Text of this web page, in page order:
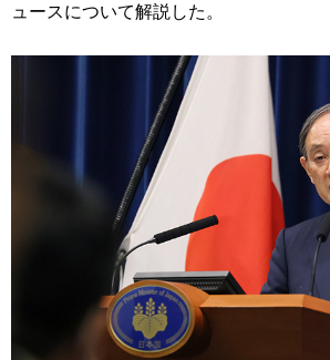
ュースについて解説した。